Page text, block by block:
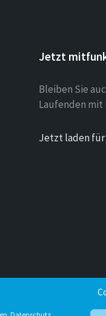
Jetzt
Bleiben Sie
Laufenden mit
Jetzt laden für